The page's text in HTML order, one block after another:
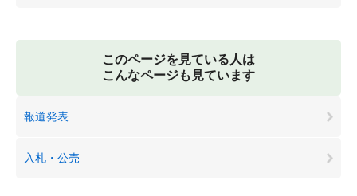
このページを見ている人は
こんなページも見ています
報道発表
入札・公売